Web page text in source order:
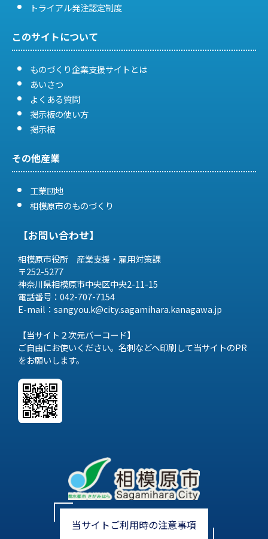
トライアル発注認定制度
このサイトについて
ものづくり企業支援サイトとは
あいさつ
よくある質問
掲示板の使い方
掲示板
その他産業
工業団地
相模原市のものづくり
【お問い合わせ】
相模原市役所 産業支援・雇用対策課
〒252-5277
神奈川県相模原市中央区中央2-11-15
電話番号：042-707-7154
E-mail：sangyou.k@city.sagamihara.kanagawa.jp
【当サイト２次元バーコード】
ご自由にお使いください。名刺などへ印刷して当サイトのPR
をお願いします。
当サイトご利用時の注意事項